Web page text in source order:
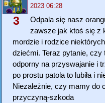
3
2023 06:28
Odpala się nasz
zawsze jak ktoś się z
mordzie i rodzice
dziećmi. Teraz pytanie, czy
odporny na przyswajanie i
po prostu patola to lubiła i
Niezależnie, czy mamy do
przyczyną-szkoda